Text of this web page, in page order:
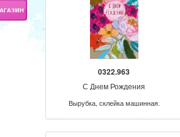
0322.963
С Днем Рождения
Вырубка, склейка машинная.